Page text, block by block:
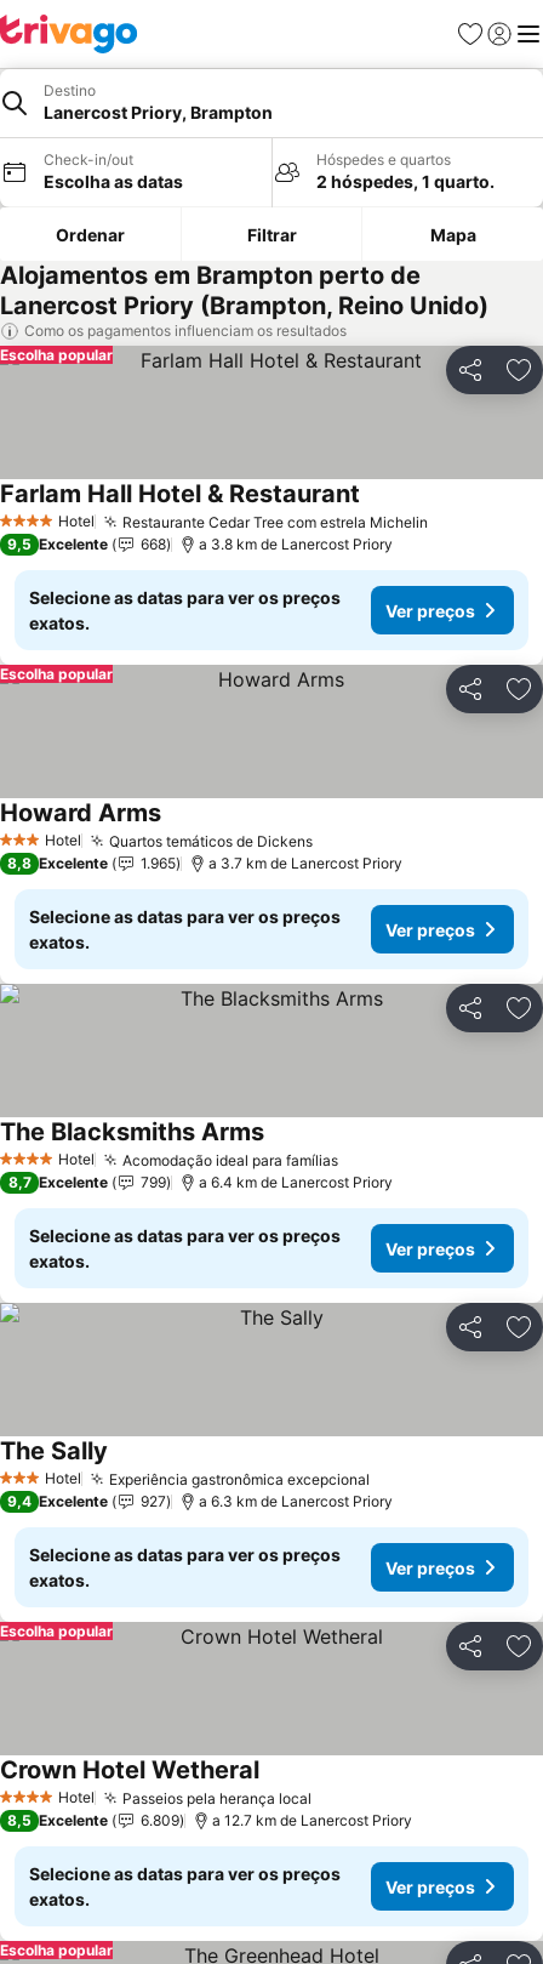
Favoritos
Iniciar
Destino
Lanercost Priory, Brampton
Check-in/out
Escolha as datas
Hóspedes e quartos
2 hóspedes, 1 quarto.
Ordenar Filtrar Mapa
Alojamentos em Brampton perto de
Lanercost Priory (Brampton, Reino Unido)
Como os pagamentos influenciam os resultados
Partilhar
Escolha popular
4 EstrelasHotel Restaurante Cedar Tree com estrela Michelin
Farlam Hall Hotel & Restaurant
9,5 Excelente 668 a 3.8 km de Lanercost Priory
Selecione as datas para ver os preços
exatos.
Ver preços
Partilhar
Escolha popular
3 EstrelasHotel Quartos temáticos de Dickens
Howard Arms
8,8 Excelente 1.965 a 3.7 km de Lanercost Priory
Selecione as datas para ver os preços
exatos.
Ver preços
Partilhar
4 EstrelasHotel Acomodação ideal para famílias
The Blacksmiths Arms
8,7 Excelente 799 a 6.4 km de Lanercost Priory
Selecione as datas para ver os preços
exatos.
Ver preços
Partilhar
3 EstrelasHotel Experiência gastronômica excepcional
The Sally
9,4 Excelente 927 a 6.3 km de Lanercost Priory
Selecione as datas para ver os preços
exatos.
Ver preços
Partilhar
Escolha popular
4 EstrelasHotel Passeios pela herança local
Crown Hotel Wetheral
8,5 Excelente 6.809 a 12.7 km de Lanercost Priory
Selecione as datas para ver os preços
exatos.
Ver preços
Escolha popular